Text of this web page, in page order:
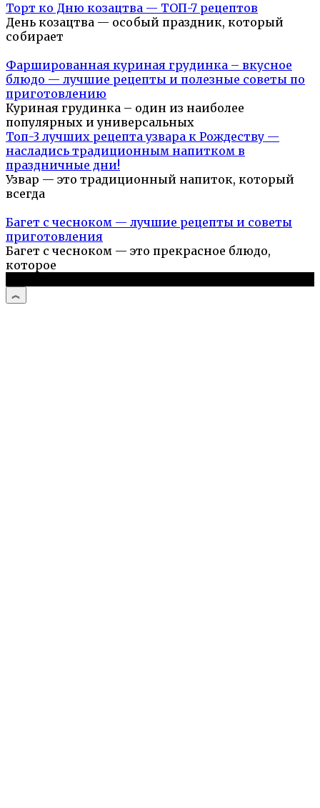
Торт ко Дню козацтва — ТОП-7 рецептов
День козацтва — особый праздник, который
собирает
Фаршированная куриная грудинка – вкусное
блюдо — лучшие рецепты и полезные советы по
приготовлению
Куриная грудинка – один из наиболее
популярных и универсальных
Топ-3 лучших рецепта узвара к Рождеству —
насладись традиционным напитком в
праздничные дни!
Узвар — это традиционный напиток, который
всегда
Багет с чесноком — лучшие рецепты и советы
приготовления
Багет с чесноком — это прекрасное блюдо,
которое